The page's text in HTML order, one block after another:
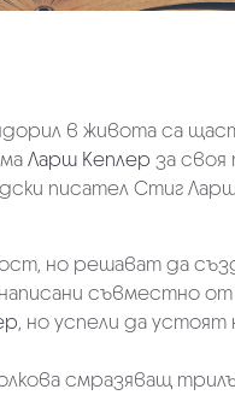
в живота са
Ларш Кеплер за
писател Стиг
но решават да
съвместно
, но успели да
смразяващ